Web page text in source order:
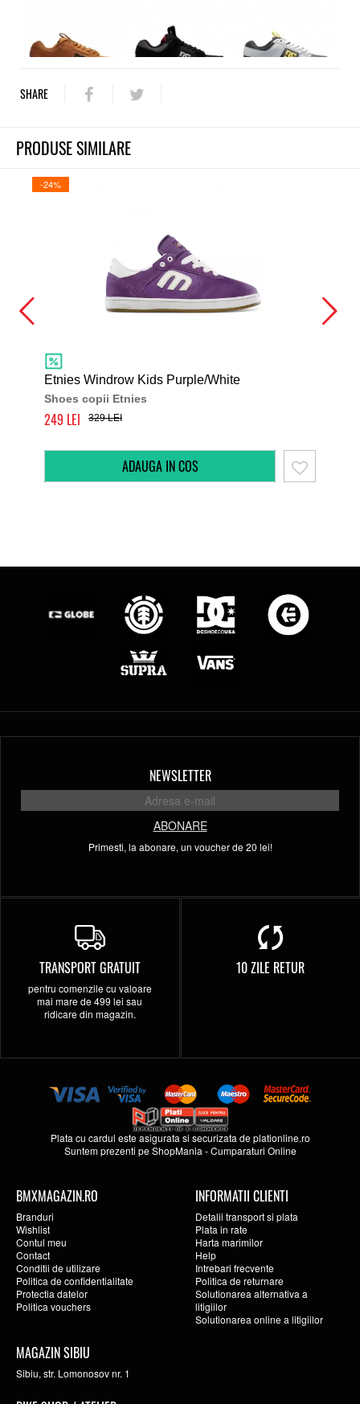
SHARE
PRODUSE SIMILARE
-24%
Etnies Windrow Kids Purple/White
Shoes copii Etnies
249 329
NEWSLETTER
ABONARE
Primesti, la abonare, un voucher de 20 lei!
TRANSPORT GRATUIT
pentru comenzile cu valoare
mai mare de 499 lei sau
ridicare din magazin.
10 ZILE RETUR
Plata cu cardul este asigurata si securizata deplationline.ro
Suntem prezenti peShopMania -Cumparaturi Online
BMXMAGAZIN.RO
Branduri
Wishlist
Contul meu
Contact
Conditii de utilizare
Politica de confidentialitate
Protectia datelor
Politica vouchers
INFORMATII CLIENTI
Detalii transport si plata
Plata in rate
Harta marimilor
Help
Intrebari frecvente
Politica de returnare
Solutionarea alternativa a
litigiilor
Solutionarea online a litigiilor
MAGAZIN SIBIU
Sibiu, str. Lomonosov nr. 1